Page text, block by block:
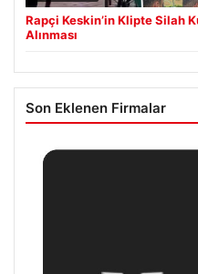
Rapçi Keskin’in Klipte Silah
Alınması
Son Eklenen Firmalar